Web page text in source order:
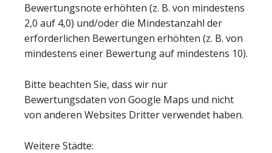
Bewertungsnote erhöhten (z. B. von mindestens
2,0 auf 4,0) und/oder die Mindestanzahl der
erforderlichen Bewertungen erhöhten (z. B. von
mindestens einer Bewertung auf mindestens 10).
Bitte beachten Sie, dass wir nur
Bewertungsdaten von Google Maps und nicht
von anderen Websites Dritter verwendet haben.
Weitere Städte: